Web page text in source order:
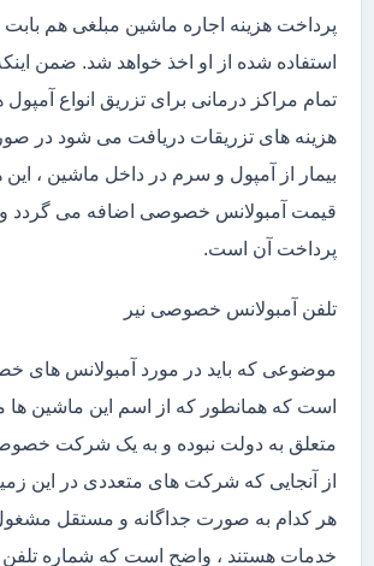
پرداخت هزینه اجاره ماشین مبلغی هم بابت
استفاده شده از او اخذ خواهد شد. ضمن
تمام مراکز درمانی برای تزریق انواع
هزینه های تزریقات دریافت می شود در
بیمار از آمپول و سرم در داخل ماشین ، این
قیمت آمبولانس خصوصی اضافه می گردد
پرداخت آن است.
تلفن آمبولانس خصوصی نیر
موضوعی که باید در مورد آمبولانس های
است که همانطور که از اسم این ماشین ها
متعلق به دولت نبوده و به یک شرکت
از آنجایی که شرکت های متعددی در این
هر کدام به صورت جداگانه و مستقل مشغول
خدمات هستند ، واضح است که شماره تلفن